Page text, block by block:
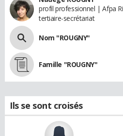
profil professionnel | Afpa
tertiaire-secrétariat
Nom "ROUGNY"
Famille "ROUGNY"
Ils se sont croisés